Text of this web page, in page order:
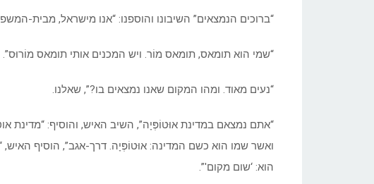
“ברוכים הנמצאים” השיבונו והוספנו: “אנו מישראל, מבית-
“שמי הוא תומאס, תומאס מוֹר. ויש המכנים אותי תומאס מוֹרוּס”.
“נעים מאוד. ומהו המקום שאנו נמצאים בו?”, שאלנו.
“אתם נמצאם במדינת אוּטוֹפְּיָה”, השיב האיש, והוסיף: “מדינת
ואשר שמו הוא כשם המדינה: אוּטוֹפְּיָה. דרך-אגב”, הוסיף האיש,
הוא: ‘שום מקום'”.